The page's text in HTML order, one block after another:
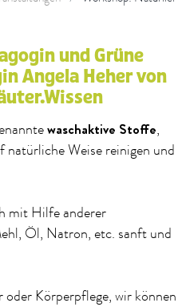
und Grüne
Angela Heher von
waschaktive Stoffe,
Weise reinigen und
mit Hilfe anderer
Öl, Natron, etc. sanft und
Körperpflege, wir können